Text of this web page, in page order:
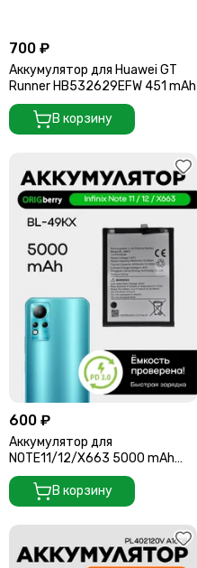
700 ₽
Аккумулятор для Huawei GT
Runner HB532629EFW 451 mAh
В корзину
600 ₽
Аккумулятор для
NOTE11/12/X663 5000 mAh
(BL-49KX)
В корзину